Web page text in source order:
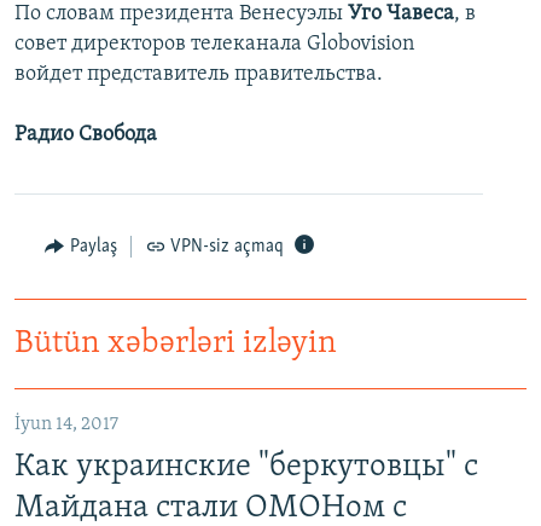
BIZIMLƏ ƏLAQƏ
XƏBƏR BÜLLETENLƏRIMIZ
По словам президента Венесуэлы Уго Чавеса, в
совет директоров телеканала Globovision
войдет представитель правительства.
Радио Свобода
Paylaş VPN-siz açmaq
Bütün xəbərləri izləyin
İyun 14, 2017
Как украинские "беркутовцы" с
Майдана стали ОМОНом с